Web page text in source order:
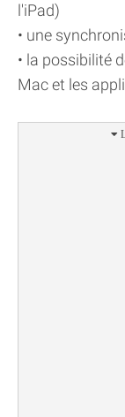
l'iPad)
• une
• la possibilité
Mac et les